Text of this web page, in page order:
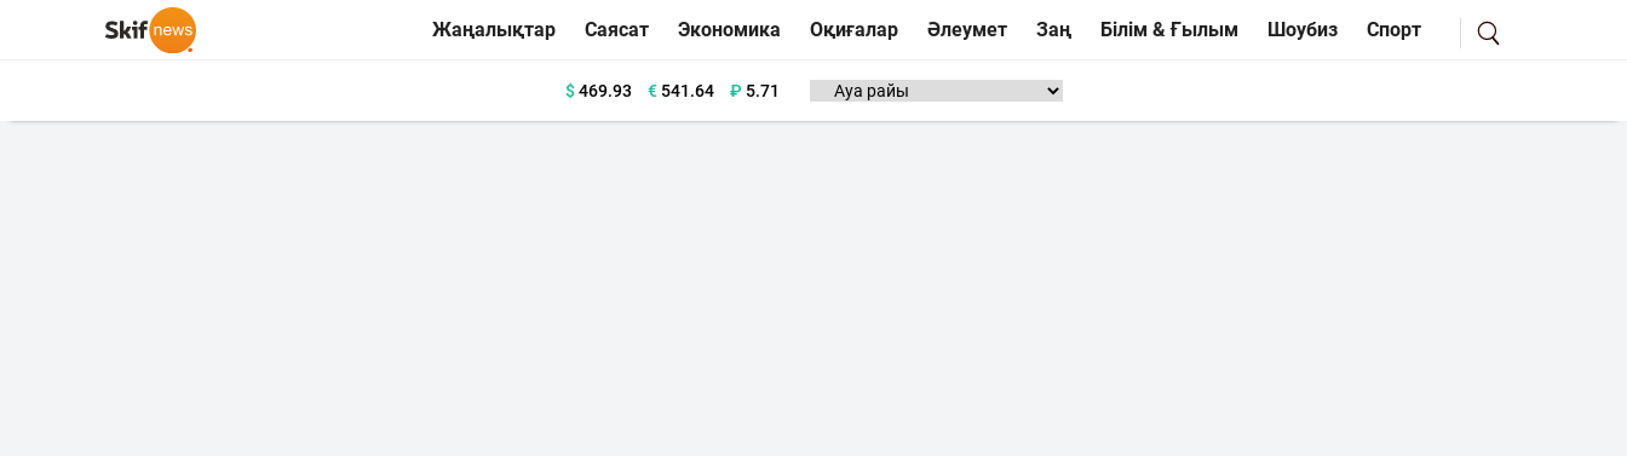
Жаңалықтар Саясат Экономика Оқиғалар Әлеумет Заң Білім & Ғылым Шоубиз Спорт
$469.93 €541.64 ₽ 5.71